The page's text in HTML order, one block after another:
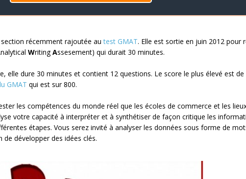
section récemment rajoutée autest GMAT. Elle est sortie en juin 2012 pour
nalytical WritingAssesement) qui durait 30 minutes.
elle dure 30 minutes et contient 12 questions. Le score le plus élevé est
GMAT qui est sur 800.
les compétences du monde réel que les écoles de commerce et les
votre capacité à interpréter et à synthétiser de façon critique les
étapes. Vous serez invité à analyser les données sous forme de
développer des idées clés.